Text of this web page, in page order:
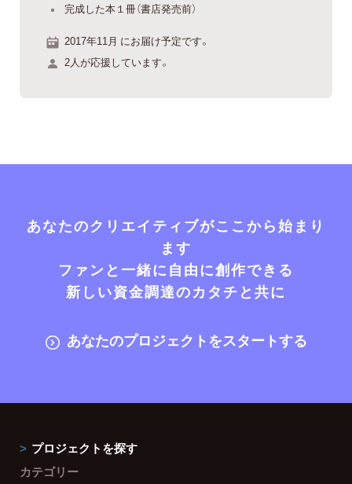
完成した本１冊（書店発売前）
2017年11月 にお届け予定です。
2人が応援しています。
あなたのクリエイティブがここから始まり
ます
ファンと一緒に自由に創作できる
新しい資金調達のカタチと共に
あなたのプロジェクトをスタートする
プロジェクトを探す
カテゴリー